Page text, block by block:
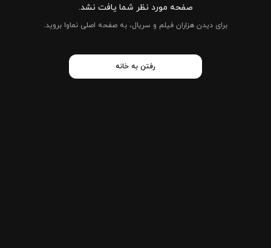
صفحه مورد نظر شما یافت نشد.
برای دیدن هزاران فیلم و سریال، به صفحه اصلی نماوا بروید.
رفتن به خانه